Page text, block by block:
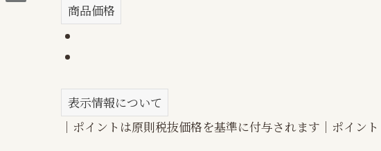
商品価格
表示情報について
｜ポイントは原則税抜価格を基準に付与されます｜ポイン